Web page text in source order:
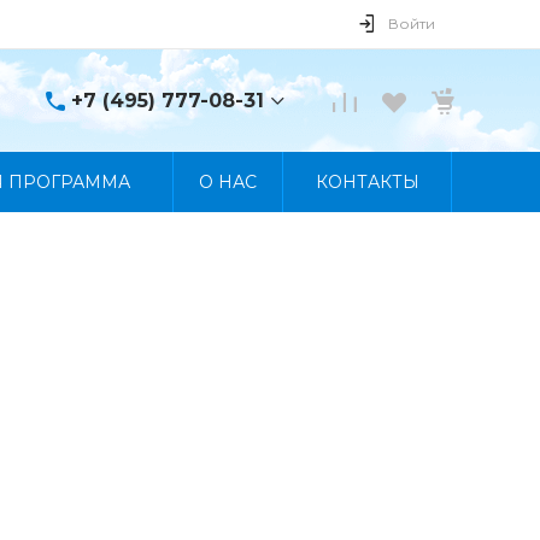
Войти
+7 (495) 777-08-31
+7 (495) 777-08-31
ПРОГРАММА О НАС КОНТАКТЫ